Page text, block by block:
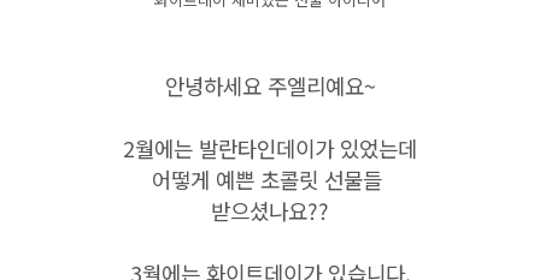
안녕하세요 주엘리예요~
2월에는 발란타인데이가 있었는데
어떻게 예쁜 초콜릿 선물들
받으셨나요??
3월에는 화이트데이가 있습니다.